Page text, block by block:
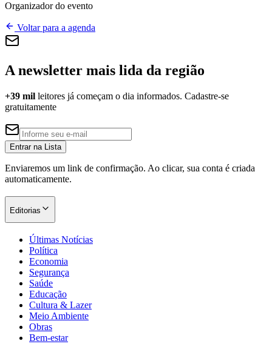
Organizador do evento
Voltar para a agenda
A newsletter mais lida da região
+39 mil leitores já começam o dia informados. Cadastre-se
gratuitamente
Entrar na Lista
Enviaremos um link de confirmação. Ao clicar, sua conta é criada
automaticamente.
Editorias
Últimas Notícias
Política
Economia
Segurança
Saúde
Educação
Cultura & Lazer
Meio Ambiente
Obras
Bem-estar